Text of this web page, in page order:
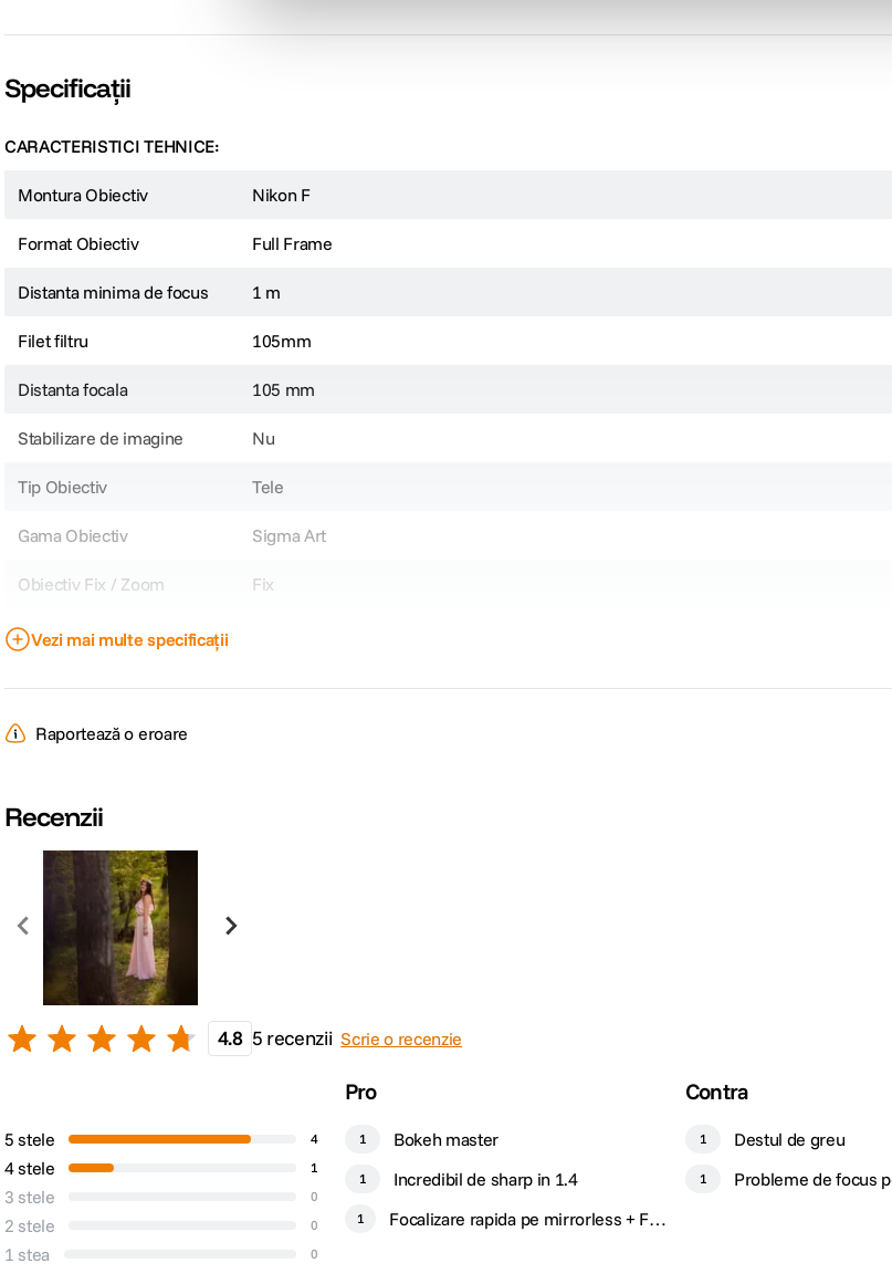
Dimensiuni:
115.9 x 131.5 mm
Specificații
CARACTERISTICI TEHNICE:
Montura Obiectiv Nikon F
Format Obiectiv Full Frame
Distanta minima de focus 1 m
Filet filtru 105mm
Distanta focala 105 mm
Stabilizare de imagine Nu
Tip Obiectiv Tele
Gama Obiectiv Sigma Art
Obiectiv Fix / Zoom Fix
Focala Fixa
Nr. lamele diafragma
Plaja diafragme
Tip Focalizare
DIMENSIUNE / GREUTATE:
Greutate
DETALII PRODUCATOR
Vezi mai multe specificații
Raportează o eroare
Recenzii
4.8 5 recenzii Scrie o recenzie
5 stele 4
4 stele 1
3 stele 0
2 stele 0
1 stea 0
Pro
1 Bokeh master
1 Incredibil de sharp in 1.4
1
Focalizare rapida pe mirrorless + FTZ
Contra
1 Destul de greu
1 Probleme de focus